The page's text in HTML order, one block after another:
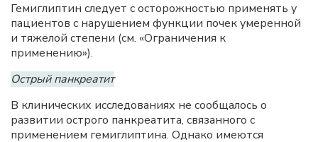
Гемиглиптин следует с осторожностью применять у
пациентов с нарушением функции почек умеренной
и тяжелой степени (см. «Ограничения к
применению»).
Острый панкреатит
В клинических исследованиях не сообщалось о
развитии острого панкреатита, связанного с
применением гемиглиптина. Однако имеются